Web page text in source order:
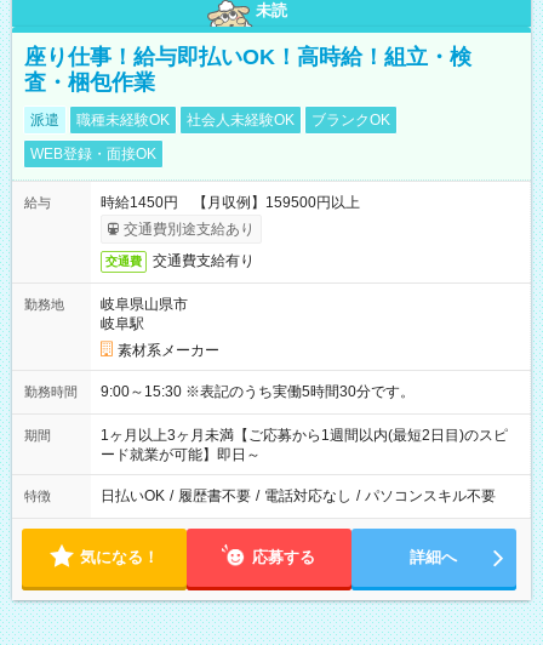
未読
座り仕事！給与即払いOK！高時給！組立・検
査・梱包作業
派遣 職種未経験OK 社会人未経験OK
ブランクOK
WEB登録・面接OK
給与
時給1450円 【月収例】159500円以上
交通費別途支給あり
交通費 交通費支給有り
勤務地
岐阜県山県市
岐阜駅
素材系メーカー
勤務時間 9:00～15:30 ※表記のうち実働5時間30分です。
期間
1ヶ月以上3ヶ月未満【ご応募から1週間以内(最短2日目)のスピ
ード就業が可能】即日～
特徴 日払いOK / 履歴書不要 / 電話対応なし / パソコンスキル不要
気になる！ 応募する 詳細へ